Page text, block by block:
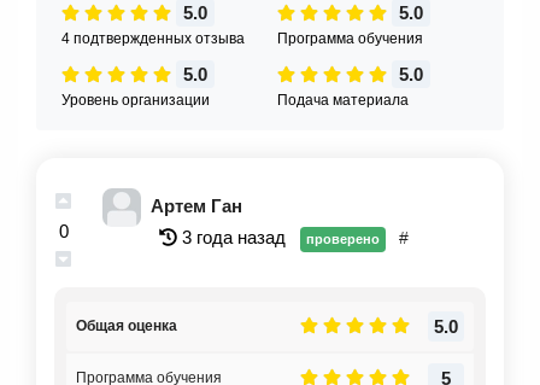
5.0
4 подтвержденных отзыва
5.0
Программа обучения
5.0
Уровень организации
5.0
Подача материала
0
Артем Ган
3 года назад
проверено #
5.0
Общая оценка
5
Программа обучения